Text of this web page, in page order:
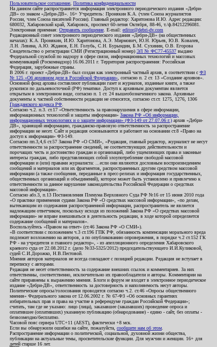
Пользовательское соглашение Политика конфиденциальности
На данном сайте распространяется информация электронного периодического издания «Дебри-
ДВ» со знаком «Дебри-ДВ». 16+ Учредитель: Пронякин К.А. (член Союза журналистов
России, член Союза писателей России). Главный редактор: Харитонова И.Ю. Адрес редакции:
680032, Хабаровский край, Хабаровск, проспект 60-летия Октября, 88-46, т./ф.84212296081.
Электронная приемная: Отправить сообщение . E-mail: editor@debri-dv.com
Редакционный совет электронного периодического издания «Дебри-ДВ» (на общественных
началах): К.А. Пронякин, И.Ю. Харитонова, А.Э. Мирмович, Ю.Н. Юрьев, Ю.В. Ковалев,
Л.Н. Левина, А.Ю. Жданов, Е.Н. Голубь, С.Н. Бурындин, Б.М. Сухинин, О.В. Егорова
Свидетельство о регистрации СМИ (Регистрационный номер) ЭЛ № ФС77-45537 выдано
Федеральной службой по надзору в сфере связи, информационных технологий и массовых
коммуникаций (Роскомнадзор) 16.06.2011 г. Территория распространения: Российская
Федерация, зарубежные страны.
В 2006 г. проект «Дебри-ДВ» был создан как электронный частный архив, в соответствии с ФЗ
№ 125 «Об архивном деле в Российской Федерации» , согласно п. 2 ст. 13 «Создание архивов».
Основной фонд архива составляют публикации газет и журналов, изданные книги, а также
рукописи по дальневосточной (РФ) тематике. Доступ к архивным документам является
открытым в электронном виде, согласно п. 1 ст. 24 вышеобозначенного закона. Архивные
документы к частной собственности редакции не относятся, согласно ст.ст. 1275, 1276, 1306
Гражданского кодекса РФ
Согласно ч.2. п.3. ст.17 «Ответственность за правонарушения в сфере информации,
информационных технологий и защиты информации» Закона РФ «Об информации,
информационных технологиях и о защите информации» (ФЗ-149 от 27.07.06 г.) архив «Дебри-
ДВ», хранящий информацию, гражданско-правовую ответственность за распространение
информации не несет. Сайт и редакция основываются и работают на основании ст.8 «Право на
доступ к информации» ФЗ-149.
Согласно пп.3,4,6 ст.57 Закона РФ «О СМИ», «Редакция, главный редактор, журналист не несут
ответственности за распространение сведений, не соответствующих действительности и
порочащих честь и достоинство граждан и организаций, либо ущемляющих права и законные
интересы граждан, либо представляющих собой злоупотребление свободой массовой
информации и (или) правами журналиста: ...если они являются дословным воспроизведением
сообщений и материалов или их фрагментов, распространенных другим средством массовой
информации (а также сообщения, переданные в пресс-релизах и информация государственных,
общественных организаций и объединений), которое может быть установлено и привлечено к
ответственности за данное нарушение законодательства Российской Федерации о средствах
массовой информации».
Согласно абз.3, п.13 Постановления Пленума Верховного Суда РФ №16 от 15 июня 2010 года
«О практике применения судами Закона РФ «О средствах массовой информации», «по делам,
вытекающим из содержания распространенной информации, распространитель не является
надлежащим ответчиком, поскольку исходя из положений Закона РФ «О средствах массовой
информации» не вправе вмешиваться в деятельность редакции, в ходе которой определяется
содержание сообщений и материалов».
Воспользуйтесь «Правом на ответ» (ст.46 Закона РФ «О СМИ»).
«В соответствии с положением ч.3 ст.196 ГПК РФ, обязанность компенсации морального вреда
подлежит возложению на авторов, а по опубликованию опровержения, в порядке ч.2 ст.152 ГК
РФ - на учредителя и главного редактор», - из апелляционного определения Хабаровского
краевого суда от 22.08.2012 г. (дело №33-5325/2012) председательствующего И.И.Куликовой,
судей С.И.Дорожко, Н.В.Пестовой.
Мнения авторов материалов не всегда совпадают с позицией редакции. Редакция не вступает в
переписку с авторами.
Редакция не несет ответственность за содержание внешних ссылок и комментариев. За них
ответственны, соответственно, исключительно их правообладатели и авторы. Комментарии на
сайте приравнены к выражению мнения. Блоги и форум не входят в электронное периодическое
издание «Дебри-ДВ», ответственность за достоверность и наполняемость несут авторы.
Политические опросы/голосования проводятся согласно ч.2. ст.46 «Опросы общественного
мнения» Федерального закона от 12.06.2002 г. № 67-ФЗ «Об основных гарантиях
избирательных прав и права на участие в референдуме граждан Российской Федерации»;
считать, там где не указано: лицо (лица), заказавшее (заказавших) проведение опроса и
оплатившее (оплативших) указанную публикацию (обнародование) - едино - сайт, без оплаты -
безвозмездно/бесплатно.
Часовой пояс сервера UTC+11 (AEST), фактически +8 мск.
Если вы обнаружили ошибки на сайте, пожалуйста, сообщите нам об этом
Распространение информации о политической, социальной, духовной жизни общества,
публикации на актуальные темы, просветительские функции. Для мужчин и женщин. 16+ для
детей старше 16 лет.